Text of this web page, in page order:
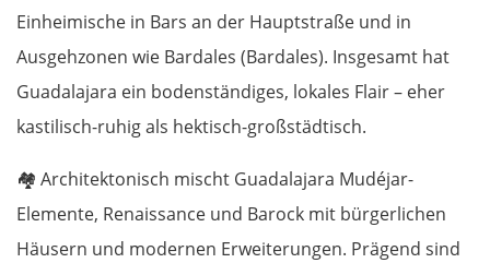
Einheimische in Bars an der Hauptstraße und in
Ausgehzonen wie Bardales (Bardales). Insgesamt hat
Guadalajara ein bodenständiges, lokales Flair – eher
kastilisch-ruhig als hektisch-großstädtisch.
🏘️ Architektonisch mischt Guadalajara Mudéjar-
Elemente, Renaissance und Barock mit bürgerlichen
Häusern und modernen Erweiterungen. Prägend sind